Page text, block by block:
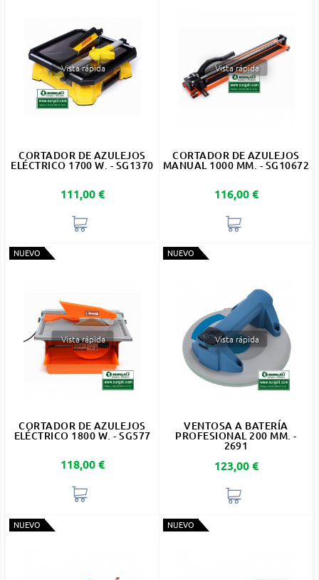
Vista rápida
CORTADOR DE AZULEJOS
ELÉCTRICO 1700 W. - SG1370
Precio
111,00 €
Vista rápida
CORTADOR DE AZULEJOS
MANUAL 1000 MM. - SG10672
Precio
116,00 €
NUEVO
Vista rápida
CORTADOR DE AZULEJOS
ELÉCTRICO 1800 W. - SG577
Precio
118,00 €
NUEVO
Vista rápida
VENTOSA A BATERÍA
PROFESIONAL 200 MM. -
2691
Precio
123,00 €
NUEVO NUEVO